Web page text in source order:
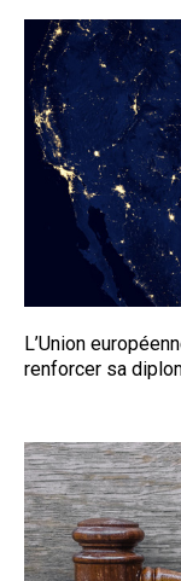
L’Union
renforcer sa